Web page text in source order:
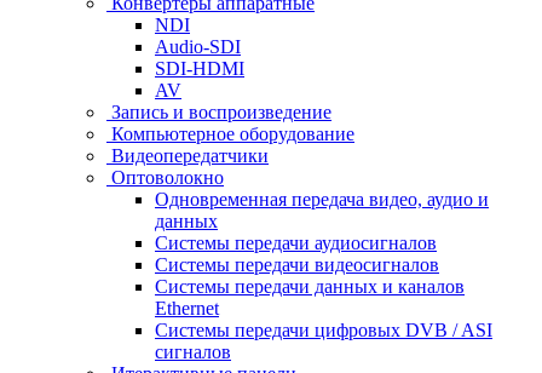
NDI
Audio-SDI
SDI-HDMI
AV
Запись и воспроизведение
Компьютерное оборудование
Видеопередатчики
Оптоволокно
Одновременная передача видео, аудио и
данных
Системы передачи аудиосигналов
Системы передачи видеосигналов
Системы передачи данных и каналов
Ethernet
Системы передачи цифровых DVB / ASI
сигналов